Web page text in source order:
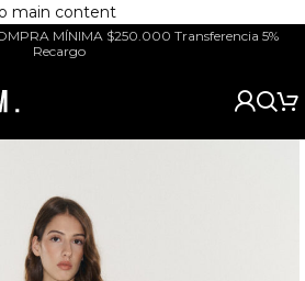
main content
MÍNIMA $250.000 Transferencia 5%
Recargo